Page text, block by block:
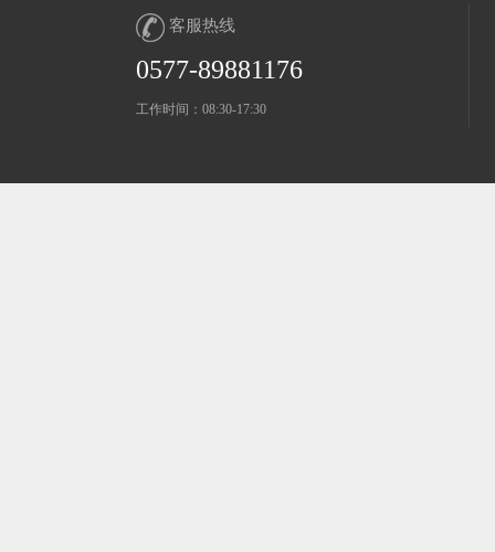
客服热线
0577-89881176
工作时间：08:30-17:30